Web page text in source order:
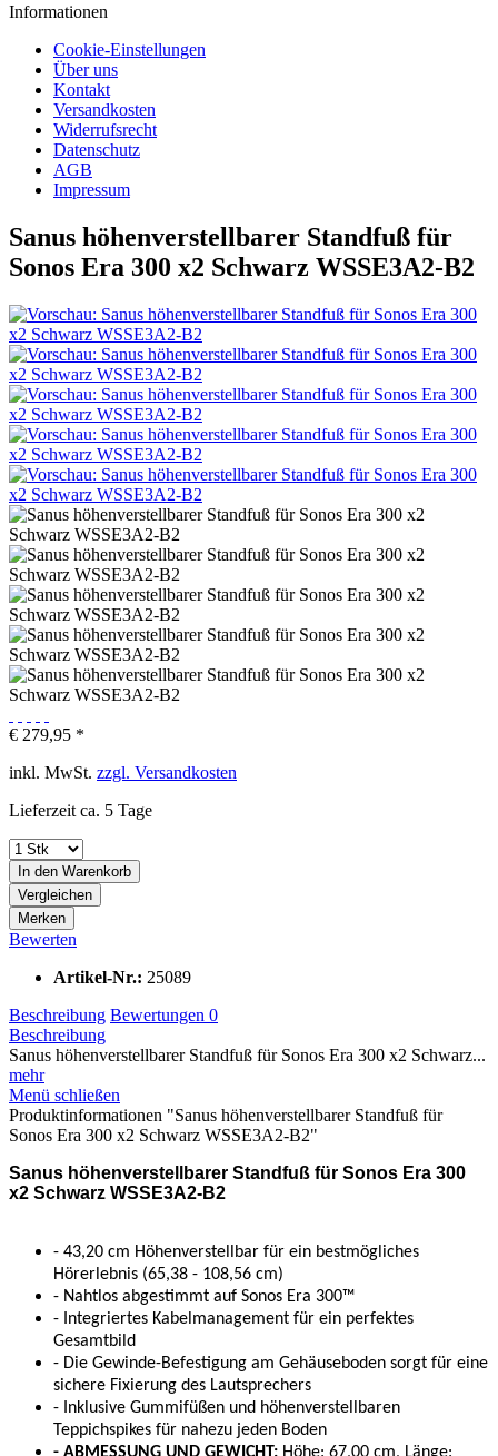
Informationen
Cookie-Einstellungen
Über uns
Kontakt
Versandkosten
Widerrufsrecht
Datenschutz
AGB
Impressum
Sanus höhenverstellbarer Standfuß für
Sonos Era 300 x2 Schwarz WSSE3A2-B2
€ 279,95 *
inkl. MwSt. zzgl. Versandkosten
Lieferzeit ca. 5 Tage
In den Warenkorb
Vergleichen
Merken
Bewerten
Artikel-Nr.: 25089
Beschreibung Bewertungen 0
Beschreibung
Sanus höhenverstellbarer Standfuß für Sonos Era 300 x2 Schwarz...
mehr
Menü schließen
Produktinformationen "Sanus höhenverstellbarer Standfuß für
Sonos Era 300 x2 Schwarz WSSE3A2-B2"
Sanus höhenverstellbarer Standfuß für Sonos Era 300
x2 Schwarz WSSE3A2-B2
- 43,20 cm Höhenverstellbar für ein bestmögliches
Hörerlebnis (65,38 - 108,56 cm)
- Nahtlos abgestimmt auf Sonos Era 300™
- Integriertes Kabelmanagement für ein perfektes
Gesamtbild
- Die Gewinde-Befestigung am Gehäuseboden sorgt für eine
sichere Fixierung des Lautsprechers
- Inklusive Gummifüßen und höhenverstellbaren
Teppichspikes für nahezu jeden Boden